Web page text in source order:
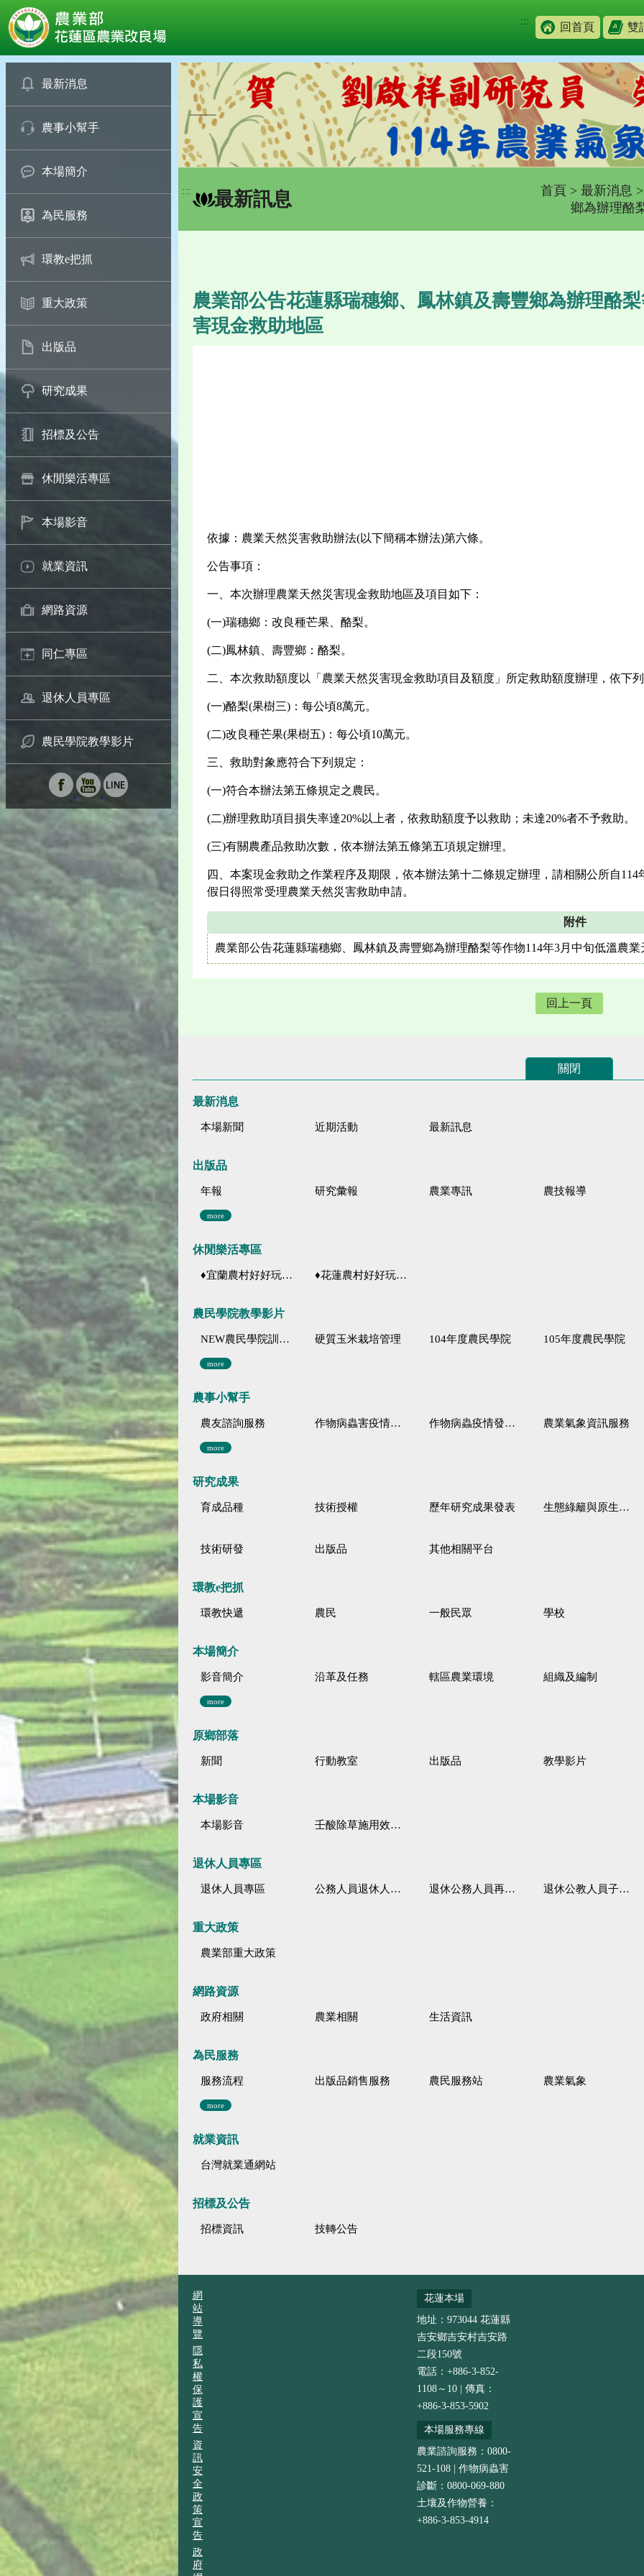
::: 回首頁 雙
最新消息
農事小幫手
本場簡介
為民服務
環教e把抓
重大政策
出版品
研究成果
招標及公告
休閒樂活專區
本場影音
就業資訊
網路資源
同仁專區
退休人員專區
農民學院教學影片
::: 最新訊息 首頁 > 最新消息
鄉為辦理酪
農業部公告花蓮縣瑞穗鄉、鳳林鎮及壽豐鄉為辦理酪
害現金救助地區
依據：農業天然災害救助辦法(以下簡稱本辦法)第六條。
公告事項：
一、本次辦理農業天然災害現金救助地區及項目如下：
(一)瑞穗鄉：改良種芒果、酪梨。
(二)鳳林鎮、壽豐鄉：酪梨。
二、本次救助額度以「農業天然災害現金救助項目及額度」所定救助額度辦理，依下
(一)酪梨(果樹三)：每公頃8萬元。
(二)改良種芒果(果樹五)：每公頃10萬元。
三、救助對象應符合下列規定：
(一)符合本辦法第五條規定之農民。
(二)辦理救助項目損失率達20%以上者，依救助額度予以救助；未達20%者不予救助。
(三)有關農產品救助次數，依本辦法第五條第五項規定辦理。
四、本案現金救助之作業程序及期限，依本辦法第十二條規定辦理，請相關公所自
假日得照常受理農業天然災害救助申請。
附件
農業部公告花蓮縣瑞穗鄉、鳳林鎮及壽豐鄉為辦理酪梨等作物114年3月中旬低溫農
回上一頁
關閉
最新消息
本場新聞 近期活動 最新訊息
出版品
年報 研究彙報 農業專訊 農技報導
more
休閒樂活專區
♦宜蘭農村好好玩 ♦「農、藝、山、水」四條遊程推薦 ♦花蓮農村好好玩♦「原、生、慢、活」四條遊程推薦
農民學院教學影片
NEW農民學院訓練影音分類 硬質玉米栽培管理 104年度農民學院 105年度農民學院
more
農事小幫手
農友諮詢服務 作物病蟲害疫情警報 作物病蟲疫情發生預測 農業氣象資訊服務
more
研究成果
育成品種 技術授權 歷年研究成果發表 生態綠籬與原生野花植生毯
技術研發 出版品 其他相關平台
環教e把抓
環教快遞 農民 一般民眾 學校
本場簡介
影音簡介 沿革及任務 轄區農業環境 組織及編制
more
原鄉部落
新聞 行動教室 出版品 教學影片
本場影音
本場影音 壬酸除草施用效果觀察
退休人員專區
退休人員專區 公務人員退休人員法施行細則 退休公務人員再任職務 退休公教人員子女教育補助規定
重大政策
農業部重大政策
網路資源
政府相關 農業相關 生活資訊
為民服務
服務流程 出版品銷售服務 農民服務站 農業氣象
more
就業資訊
台灣就業通網站
招標及公告
招標資訊 技轉公告
網
站
導
覽
隱
私
權
保
護
宣
告
資
訊
安
全
政
策
宣
告
政
府
花蓮本場
地址：973044 花蓮縣
吉安鄉吉安村吉安路
二段150號
電話：+886-3-852-
1108～10 | 傳真：
+886-3-853-5902
本場服務專線
農業諮詢服務：0800-
521-108 | 作物病蟲害
診斷：0800-069-880
土壤及作物營養：
+886-3-853-4914